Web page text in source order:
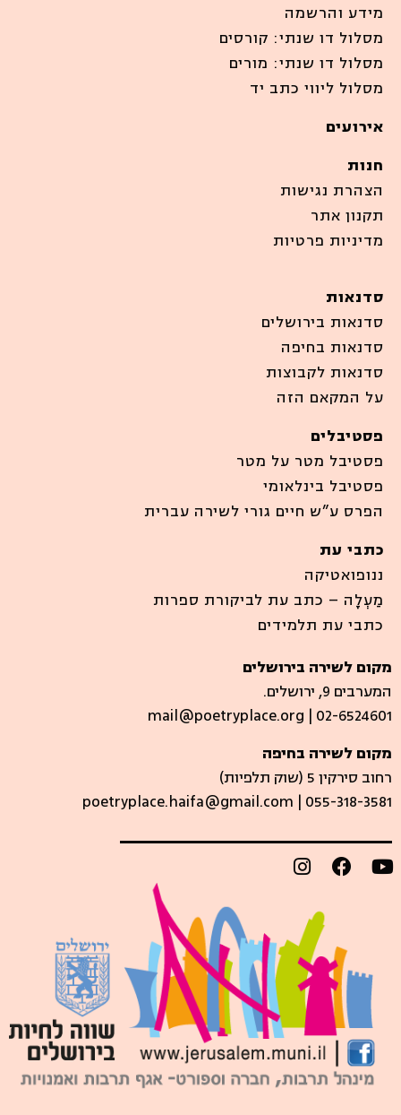
מידע והרשמה
מסלול דו שנתי: קורסים
מסלול דו שנתי: מורים
מסלול ליווי כתב יד
אירועים
חנות
הצהרת נגישות
תקנון אתר
מדיניות פרטיות
סדנאות
סדנאות בירושלים
סדנאות בחיפה
סדנאות לקבוצות
על המקאם הזה
פסטיבלים
פסטיבל מטר על מטר
פסטיבל בינלאומי
הפרס ע”ש חיים גורי לשירה עברית
כתבי עת
ננופואטיקה
מַעְלָה – כתב עת לביקורת ספרות
כתבי עת תלמידים
מקום לשירה בירושלים
המערבים 9, ירושלים.
mail@poetryplace.org | 02-6524601
מקום לשירה בחיפה
רחוב סירקין 5 (שוק תלפיות)​
poetryplace.haifa@gmail.com | ​055-318-3581